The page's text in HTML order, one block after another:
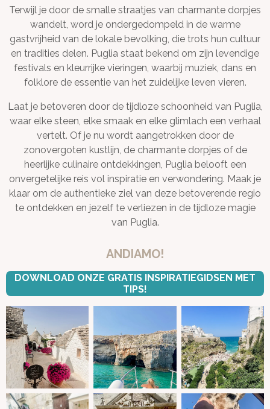
Terwijl je door de smalle straatjes van charmante dorpjes
wandelt, word je ondergedompeld in de warme
gastvrijheid van de lokale bevolking, die trots hun cultuur
en tradities delen. Puglia staat bekend om zijn levendige
festivals en kleurrijke vieringen, waarbij muziek, dans en
folklore de essentie van het zuidelijke leven vieren.
Laat je betoveren door de tijdloze schoonheid van Puglia,
waar elke steen, elke smaak en elke glimlach een verhaal
vertelt. Of je nu wordt aangetrokken door de
zonovergoten kustlijn, de charmante dorpjes of de
heerlijke culinaire ontdekkingen, Puglia belooft een
onvergetelijke reis vol inspiratie en verwondering. Maak je
klaar om de authentieke ziel van deze betoverende regio
te ontdekken en jezelf te verliezen in de tijdloze magie
van Puglia.
ANDIAMO!
DOWNLOAD ONZE GRATIS INSPIRATIEGIDSEN MET
TIPS!